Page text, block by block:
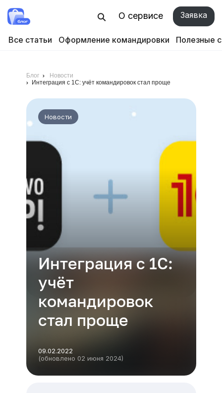
О сервисе Заявка
Все статьи Оформление командировки Полезные
Блог
Новости
Интеграция с 1C: учёт командировок стал проще
Новости
Интеграция с 1C:
учёт
командировок
стал проще
09.02.2022
(обновлено 02 июня 2024)